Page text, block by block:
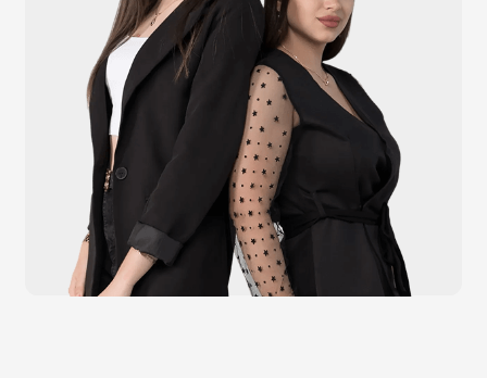
Видеонаблюдение
Принтеры чеков и этикеток
Каталог
Штрихкодовое оборудование
Весовое оборудование
Счётчики валюты
Терминалы самообслуживания
Денежные ящики
Онлайн-кассы
Антикражные ворота
POS-моноблоки